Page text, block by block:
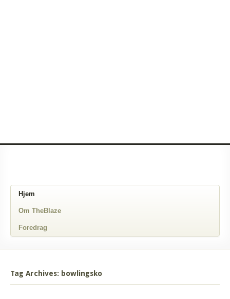
Hjem
Om TheBlaze
Foredrag
Tag Archives: bowlingsko